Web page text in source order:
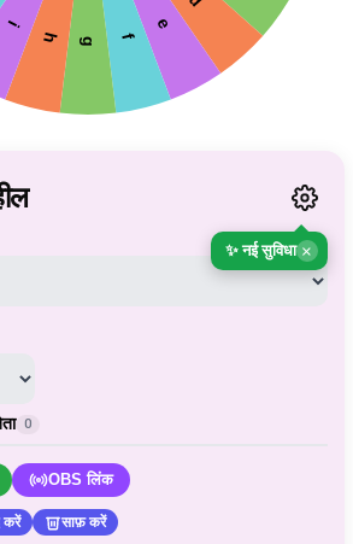
✨ नई सुविधा ×
0
OBS लिंक
करें साफ़ करें